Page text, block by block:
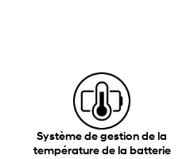
Système de gestion de la
température de la batterie